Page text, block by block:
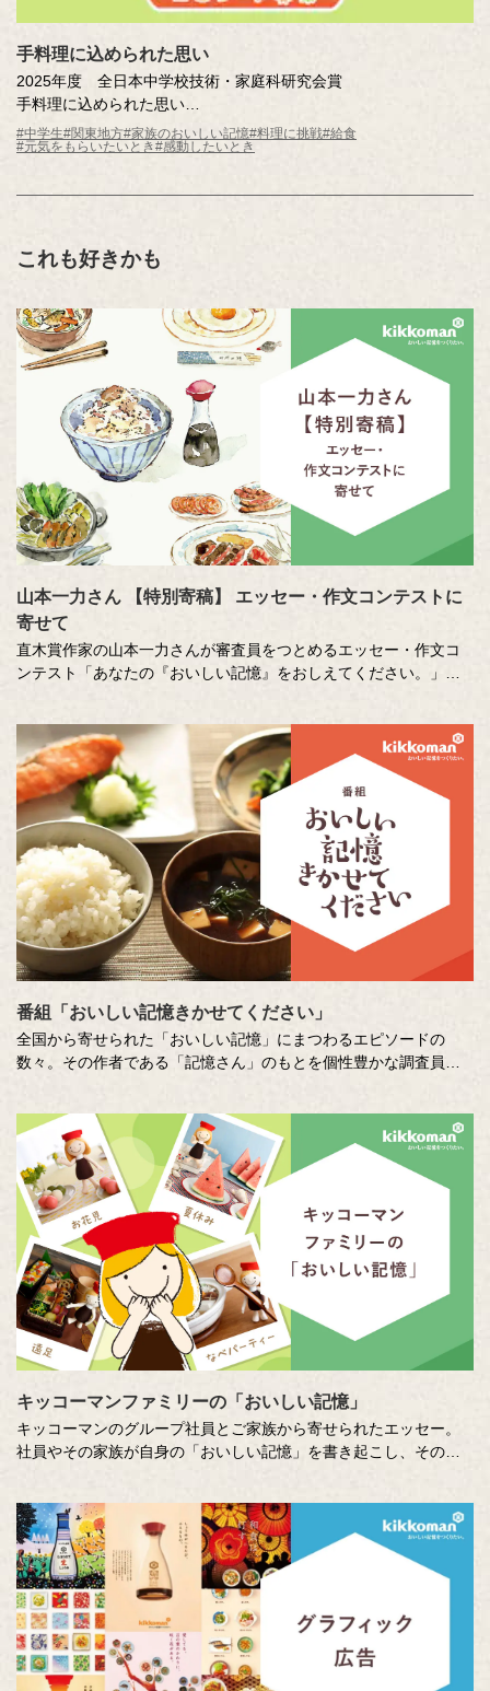
手料理に込められた思い
2025年度 全日本中学校技術・家庭科研究会賞
手料理に込められた思い
清水 雪姫（東京都 晃華学園中学校3年 ）
#中学生#関東地方#家族のおいしい記憶#料理に挑戦#給食
#元気をもらいたいとき#感動したいとき
これも好きかも
山本一力さん 【特別寄稿】 エッセー・作文コンテストに
寄せて
直木賞作家の山本一力さんが審査員をつとめるエッセー・作文コ
ンテスト「あなたの『おいしい記憶』をおしえてください。」に
番組「おいしい記憶きかせてください」
全国から寄せられた「おいしい記憶」にまつわるエピソードの
数々。その作者である「記憶さん」のもとを個性豊かな調査員が
い、時に涙のドキュメンタリーエンターテインメント番組です。
MC ：藤井隆 進行：吉竹史 ナレーター：小野大輔（声優）
キッコーマンファミリーの「おいしい記憶」
キッコーマンのグループ社員とご家族から寄せられたエッセー。
社員やその家族が自身の「おいしい記憶」を書き起こし、そのた
くための取り組みのひとつです。